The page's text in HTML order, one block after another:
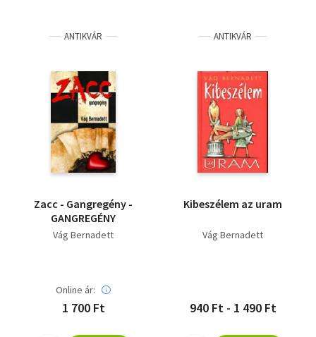
ANTIKVÁR
Zacc - Gangregény -
GANGREGÉNY
Vág Bernadett
Online ár:
1 700 Ft
ANTIKVÁR
Kibeszélem az uram
Vág Bernadett
940 Ft - 1 490 Ft